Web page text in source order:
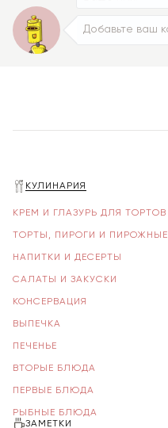
КУЛИНАРИЯ
КРЕМ И ГЛАЗУРЬ ДЛЯ ТОРТОВ
ТОРТЫ, ПИРОГИ И ПИРОЖНЫЕ
НАПИТКИ И ДЕСЕРТЫ
САЛАТЫ И ЗАКУСКИ
КОНСЕРВАЦИЯ
ВЫПЕЧКА
ПЕЧЕНЬЕ
ВТОРЫЕ БЛЮДА
ПЕРВЫЕ БЛЮДА
РЫБНЫЕ БЛЮДА
ЗАМЕТКИ